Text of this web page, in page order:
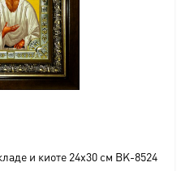
и киоте 24х30 см BK-8524